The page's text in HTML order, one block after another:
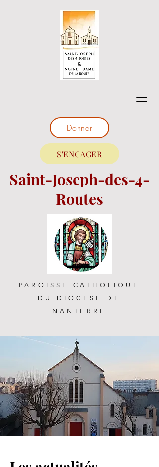
Saint-Joseph-des-4-
Routes
PAROISSE CATHOLIQUE
DU DIOCESE DE
NANTERRE
S'ENGAGER
Donner